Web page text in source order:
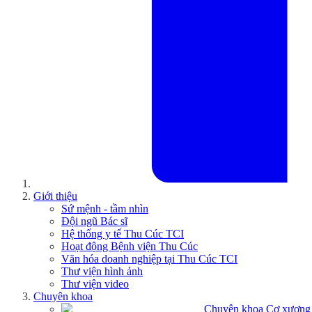
Giới thiệu
Sứ mệnh - tầm nhìn
Đội ngũ Bác sĩ
Hệ thống y tế Thu Cúc TCI
Hoạt động Bệnh viện Thu Cúc
Văn hóa doanh nghiệp tại Thu Cúc TCI
Thư viện hình ảnh
Thư viện video
Chuyên khoa
Chuyên khoa Cơ